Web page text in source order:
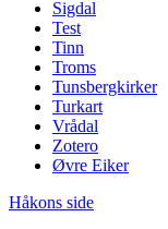
Sigdal
Test
Tinn
Troms
Tunsbergkirker
Turkart
Vrådal
Zotero
Øvre Eiker
Håkons side